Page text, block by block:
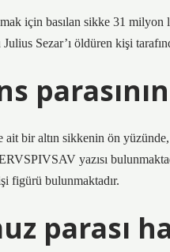
için basılan sikke 31 milyon
Sezar’ı öldüren kişi
ait bir altın sikkenin ön
yazısı
figürü bulunmaktadır.
parası